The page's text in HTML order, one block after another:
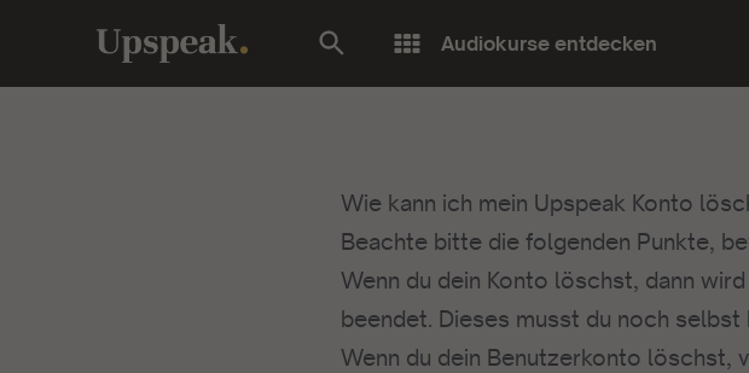
Audiokurse entdecken
Wie kann ich mein Upspeak Konto
Beachte bitte die folgenden Punkte,
Wenn du dein Konto löschst, dann
beendet. Dieses musst du noch selbst
Wenn du dein Benutzerkonto löschst,